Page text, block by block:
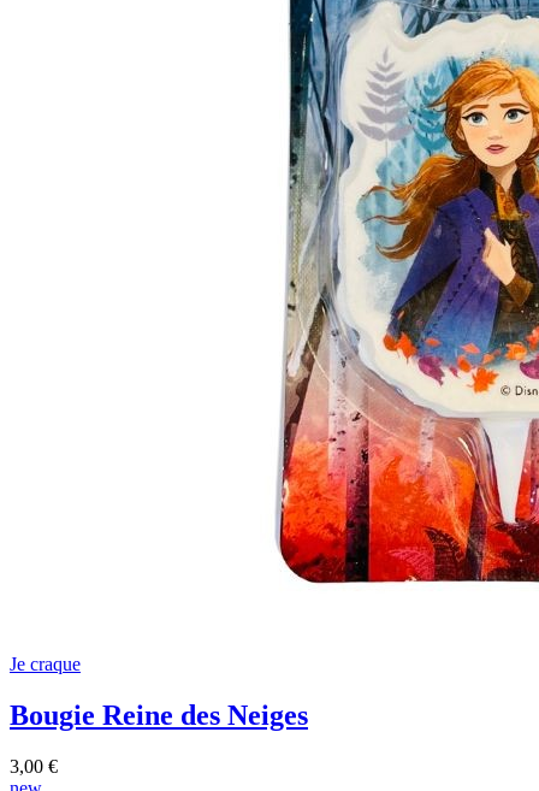
Je craque
Bougie Reine des Neiges
3,00 €